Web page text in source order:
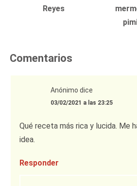
Reyes
Comentarios
Anónimo dice
03/02/2021 a las 23:25
Qué receta más rica y lucida. Me
idea.
Responder